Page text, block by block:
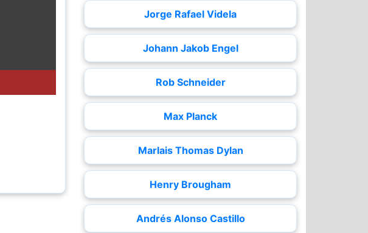
Jorge Rafael Videla
Johann Jakob Engel
Rob Schneider
Max Planck
Marlais Thomas Dylan
Henry Brougham
Andrés Alonso Castillo